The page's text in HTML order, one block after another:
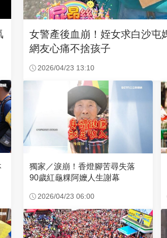
女警產後血崩！姪女求白沙
網友心痛不捨孩子
2026/04/23 13:10
獨家／淚崩！香燈腳苦尋失落
90歲紅龜粿阿嬤人生謝幕
2026/04/23 06:00